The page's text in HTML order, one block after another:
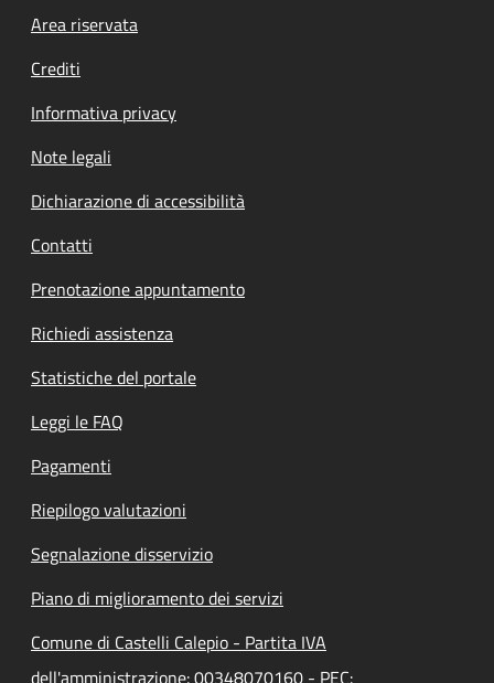
Footer menu
Area riservata
Crediti
Informativa privacy
Note legali
Dichiarazione di accessibilità
Contatti
Prenotazione appuntamento
Richiedi assistenza
Statistiche del portale
Leggi le FAQ
Pagamenti
Riepilogo valutazioni
Segnalazione disservizio
Piano di miglioramento dei servizi
Comune di Castelli Calepio - Partita IVA